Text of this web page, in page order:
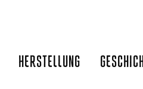
HERSTELLUNG